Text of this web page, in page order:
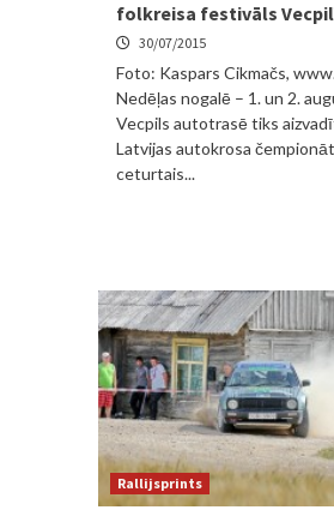
folkreisa festivāls
30/07/2015
Foto: Kaspars Cikmačs,
Nedēļas nogalē – 1. un 2.
Vecpils autotrasē tiks
Latvijas autokrosa
ceturtais...
Rallijsprints